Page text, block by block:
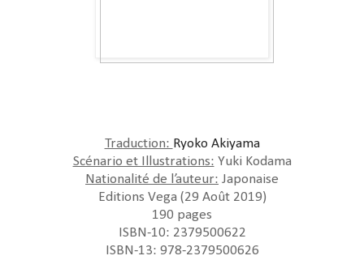
Traduction: Ryoko Akiyama
Scénario et Illustrations: Yuki Kodama
Nationalité de l’auteur: Japonaise
Editions Vega (29 Août 2019)
190 pages
ISBN-10: 2379500622
ISBN-13: 978-2379500626